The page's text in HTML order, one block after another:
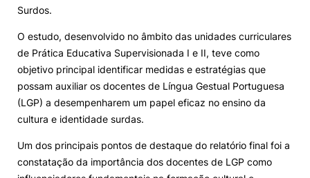
Elogio / Sugestão / Reclamação Contactos Denúncias
©2026 Instituto Politécnico de Coimbra. Todos os direitos reservados.
Surdos.
O estudo, desenvolvido no âmbito das unidades curriculares
de Prática Educativa Supervisionada I e II, teve como
objetivo principal identificar medidas e estratégias que
possam auxiliar os docentes de Língua Gestual Portuguesa
(LGP) a desempenharem um papel eficaz no ensino da
cultura e identidade surdas.
Um dos principais pontos de destaque do relatório final foi a
constatação da importância dos docentes de LGP como